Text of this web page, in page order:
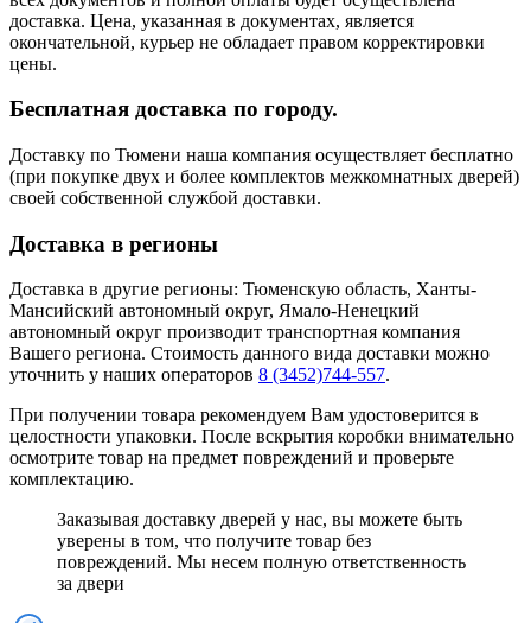
доставка. Цена, указанная в документах, является
окончательной, курьер не обладает правом корректировки
цены.
Бесплатная доставка по городу.
Доставку по Тюмени наша компания осуществляет бесплатно
(при покупке двух и более комплектов межкомнатных дверей)
своей собственной службой доставки.
Доставка в регионы
Доставка в другие регионы: Тюменскую область, Ханты-
Мансийский автономный округ, Ямало-Ненецкий
автономный округ производит транспортная компания
Вашего региона. Стоимость данного вида доставки можно
уточнить у наших операторов 8 (3452)744-557.
При получении товара рекомендуем Вам удостоверится в
целостности упаковки. После вскрытия коробки внимательно
осмотрите товар на предмет повреждений и проверьте
комплектацию.
Заказывая доставку дверей у нас, вы можете быть
уверены в том, что получите товар без
повреждений. Мы несем полную ответственность
за двери